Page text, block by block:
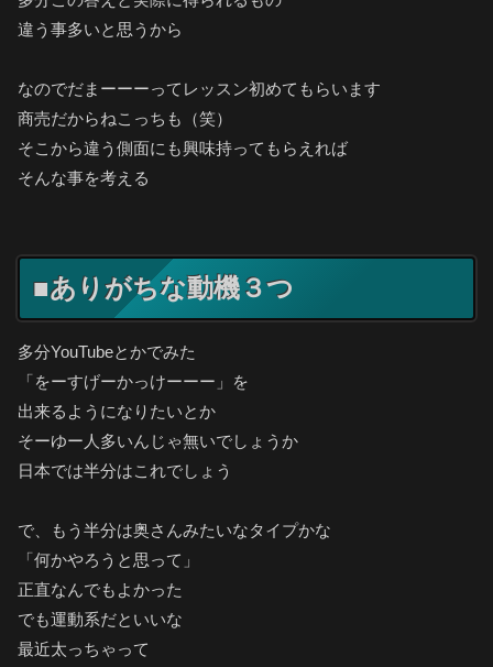
違う事多いと思うから
なのでだまーーーってレッスン初めてもらいます
商売だからねこっちも（笑）
そこから違う側面にも興味持ってもらえれば
そんな事を考える
■ありがちな動機３つ
多分YouTubeとかでみた
「をーすげーかっけーーー」を
出来るようになりたいとか
そーゆー人多いんじゃ無いでしょうか
日本では半分はこれでしょう
で、もう半分は奥さんみたいなタイプかな
「何かやろうと思って」
正直なんでもよかった
でも運動系だといいな
最近太っちゃって